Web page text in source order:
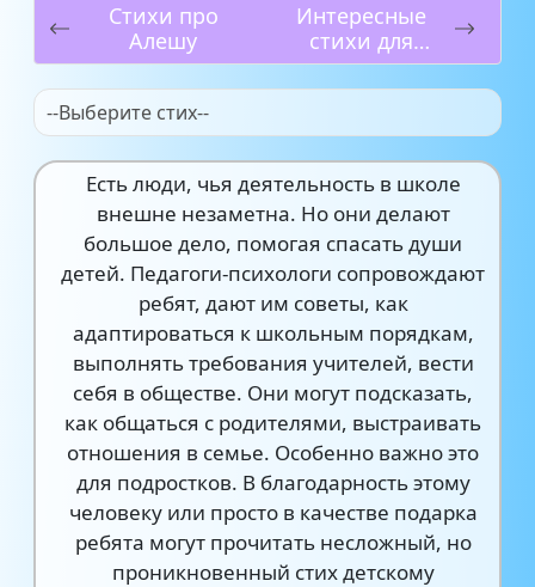
Стихи про
Алешу
Интересные
стихи для
детей
--Выберите стих--
Есть люди, чья деятельность в школе
внешне незаметна. Но они делают
большое дело, помогая спасать души
детей. Педагоги-психологи сопровождают
ребят, дают им советы, как
адаптироваться к школьным порядкам,
выполнять требования учителей, вести
себя в обществе. Они могут подсказать,
как общаться с родителями, выстраивать
отношения в семье. Особенно важно это
для подростков. В благодарность этому
человеку или просто в качестве подарка
ребята могут прочитать несложный, но
проникновенный стих детскому